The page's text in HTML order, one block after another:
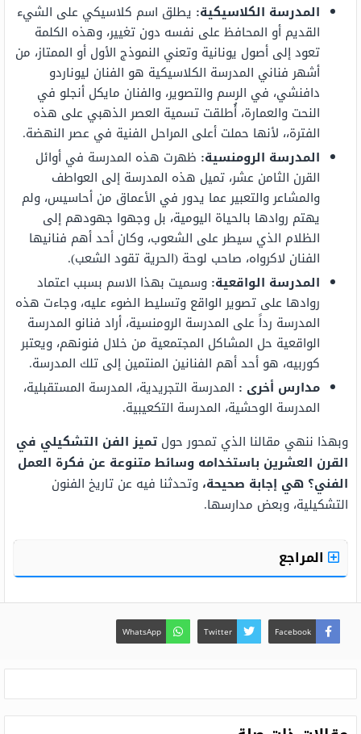
المدرسة الكلاسيكية: يطلق اسم كلاسيكي على الشيء
القديم أو المحافظ على نفسه دون تغيير، وهذه الكلمة
تعود إلى أصول يونانية وتعني النموذج الأول أو الممتاز، من
أشهر فناني المدرسة الكلاسيكية هو الفنان ليوناردو
دافنشي، في الرسم والتصوير، والفنان مايكل أنجلو في
النحت والعمارة، أُطلقت تسمية العصر الذهبي على هذه
الفترة،، لأنها حملت أعلى المراحل الفنية في عصر النهضة.
المدرسة الرومنسية: ظهرت هذه المدرسة في أوائل
القرن الثامن عشر، تميل هذه المدرسة إلى العواطف
والمشاعر والتعبير عما يدور في الأعماق من أحاسيس، ولم
يهتم روادها بالحياة اليومية، بل وجهوا جهودهم إلى
الظلام الذي سيطر على الشعوب، وكان أحد أهم فنانيها
الفنان لاكرواه، صاحب لوحة (الحرية تقود الشعب).
المدرسة الواقعية: وسميت بهذا الاسم بسبب اعتماد
روادها على تصوير الواقع وتسليط الضوء عليه، وجاءت هذه
المدرسة رداً على المدرسة الرومنسية، أراد فنانو المدرسة
الواقعية حل المشاكل المجتمعية من خلال فنونهم، ويعتبر
كوربيه، هو أحد أهم الفنانين المنتمين إلى تلك المدرسة.
مدارس أخرى : المدرسة التجريدية، المدرسة المستقبلية،
المدرسة الوحشية، المدرسة التكعيبية.
وبهذا ننهي مقالنا الذي تمحور حول تميز الفن التشكيلي في
القرن العشرين باستخدامه وسائط متنوعة عن فكرة العمل
الفني؟ هي إجابة صحيحة، وتحدثنا فيه عن تاريخ الفنون
التشكيلية، وبعض مدارسها.
المراجع
Facebook
Twitter
WhatsApp